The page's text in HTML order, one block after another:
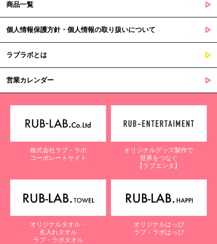
商品一覧
個人情報保護方針・個人情報の取り扱いについて
ラブラボとは
営業カレンダー
株式会社ラブ・ラボ
コーポレートサイト
オリジナルグッズ製作で
世界をつなぐ
【ラブエンタ】
オリジナルタオル・
名入れタオル
ラブ・ラボタオル
オリジナルはっぴ
ラブ・ラボはっぴ